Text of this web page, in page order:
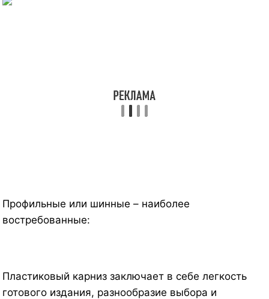
Профильные или шинные – наиболее
востребованные:
Пластиковый карниз заключает в себе легкость
готового издания, разнообразие выбора и